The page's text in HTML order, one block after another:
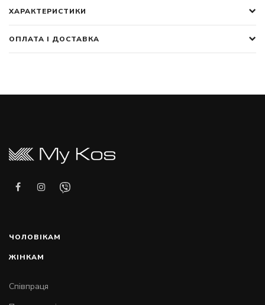
ХАРАКТЕРИСТИКИ
ОПЛАТА І ДОСТАВКА
ЧОЛОВІКАМ
ЖІНКАМ
Співпраця